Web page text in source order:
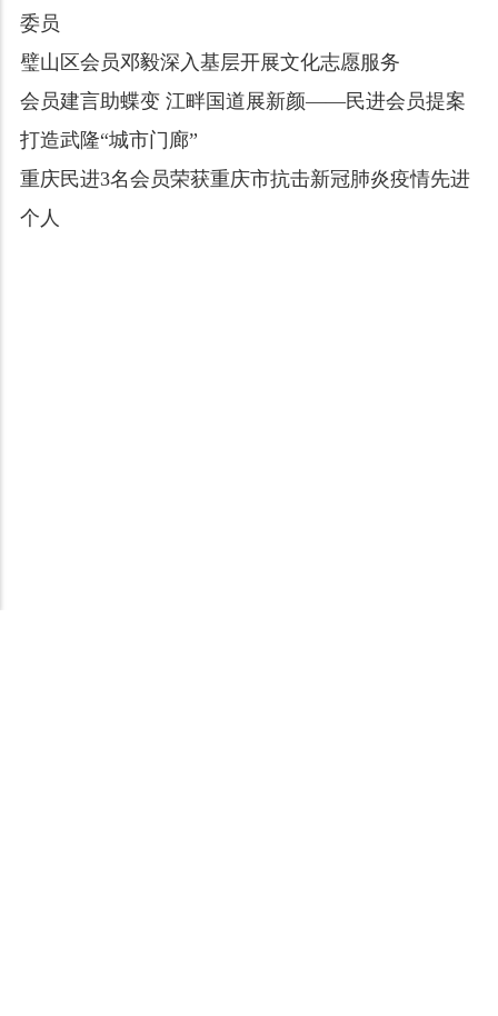
委员
璧山区会员邓毅深入基层开展文化志愿服务
会员建言助蝶变 江畔国道展新颜——民进会员提案
打造武隆“城市门廊”
重庆民进3名会员荣获重庆市抗击新冠肺炎疫情先进
个人